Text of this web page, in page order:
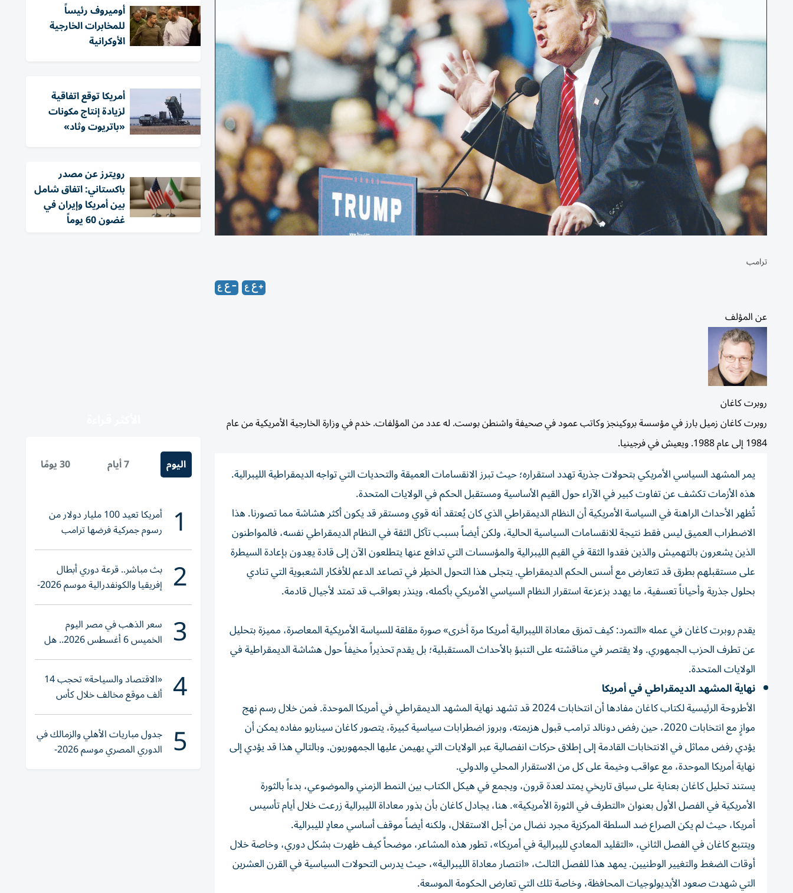
ترامب
عن المؤلف
روبرت كاغان
روبرت كاغان زميل بارز في مؤسسة بروكينجز وكاتب عمود في صحيفة واشنطن بوست. له عدد من المؤلفات. خدم في وزارة الخارجية الأمريكية من عام
1984 إلى عام 1988. ويعيش في فرجينيا.
يمر المشهد السياسي الأمريكي بتحولات جذرية تهدد استقراره؛ حيث تبرز الانقسامات العميقة والتحديات التي تواجه الديمقراطية الليبرالية.
هذه الأزمات تكشف عن تفاوت كبير في الآراء حول القيم الأساسية ومستقبل الحكم في الولايات المتحدة.
تُظهر الأحداث الراهنة في السياسة الأمريكية أن النظام الديمقراطي الذي كان يُعتقد أنه قوي ومستقر قد يكون أكثر هشاشة مما تصورنا. هذا
الاضطراب العميق ليس فقط نتيجة للانقسامات السياسية الحالية، ولكن أيضاً بسبب تآكل الثقة في النظام الديمقراطي نفسه، فالمواطنون
الذين يشعرون بالتهميش والذين فقدوا الثقة في القيم الليبرالية والمؤسسات التي تدافع عنها يتطلعون الآن إلى قادة يعِدون بإعادة السيطرة
على مستقبلهم بطرق قد تتعارض مع أسس الحكم الديمقراطي. يتجلى هذا التحول الخطِر في تصاعد الدعم للأفكار الشعبوية التي تنادي
بحلول جذرية وأحياناً تعسفية، ما يهدد بزعزعة استقرار النظام السياسي الأمريكي بأكمله، وينذر بعواقب قد تمتد لأجيال قادمة.
يقدم روبرت كاغان في عمله «التمرد: كيف تمزق معاداة الليبرالية أمريكا مرة أخرى» صورة مقلقة للسياسة الأمريكية المعاصرة، مميزة بتحليل
عن تطرف الحزب الجمهوري. ولا يقتصر في مناقشته على التنبؤ بالأحداث المستقبلية؛ بل يقدم تحذيراً مخيفاً حول هشاشة الديمقراطية في
الولايات المتحدة.
نهاية المشهد الديمقراطي في أمريكا
الأطروحة الرئيسية لكتاب كاغان مفادها أن انتخابات 2024 قد تشهد نهاية المشهد الديمقراطي في أمريكا الموحدة. فمن خلال رسم نهج
موازٍ مع انتخابات 2020، حين رفض دونالد ترامب قبول هزيمته، وبروز اضطرابات سياسية كبيرة، يتصور كاغان سيناريو مفاده يمكن أن
يؤدي رفض مماثل في الانتخابات القادمة إلى إطلاق حركات انفصالية عبر الولايات التي يهيمن عليها الجمهوريون. وبالتالي هذا قد يؤدي إلى
نهاية أمريكا الموحدة، مع عواقب وخيمة على كل من الاستقرار المحلي والدولي.
يستند تحليل كاغان بعناية على سياق تاريخي يمتد لعدة قرون، ويجمع في هيكل الكتاب بين النمط الزمني والموضوعي، بدءاً بالثورة
الأمريكية في الفصل الأول بعنوان «التطرف في الثورة الأمريكية». هنا، يجادل كاغان بأن بذور معاداة الليبرالية زرعت خلال أيام تأسيس
أمريكا، حيث لم يكن الصراع ضد السلطة المركزية مجرد نضال من أجل الاستقلال، ولكنه أيضاً موقف أساسي معادٍ لليبرالية.
ويتتبع كاغان في الفصل الثاني، «التقليد المعادي لليبرالية في أمريكا»، تطور هذه المشاعر، موضحاً كيف ظهرت بشكل دوري، وخاصة خلال
أوقات الضغط والتغيير الوطنيين. يمهد هذا للفصل الثالث، «انتصار معاداة الليبرالية»، حيث يدرس التحولات السياسية في القرن العشرين
التي شهدت صعود الأيديولوجيات المحافظة، وخاصة تلك التي تعارض الحكومة الموسعة.
أوميروف رئيساً
للمخابرات الخارجية
الأوكرانية
أمريكا توقع اتفاقية
لزيادة إنتاج مكونات
«باتريوت وثاد»
‏رويترز عن مصدر
باكستاني: اتفاق شامل
بين أمريكا وإيران في
غضون 60 يوماً
اليوم 7 أيام 30 يومًا
1 أمريكا تعيد 100 مليار دولار من
رسوم جمركية فرضها ترامب
2 بث مباشر.. قرعة دوري أبطال
إفريقيا والكونفدرالية موسم 2026-
2027
3 سعر الذهب في مصر اليوم
الخميس 6 أغسطس 2026.. هل
تنوي الشراء؟
4 «الاقتصاد والسياحة» تحجب 14
ألف موقع مخالف خلال كأس
العالم 2026
5 جدول مباريات الأهلي والزمالك في
الدوري المصري موسم 2026-